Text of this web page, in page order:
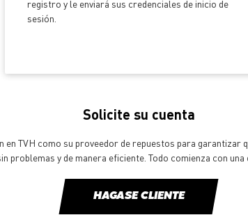
registro y le enviará sus credenciales de inicio de
sesión.
Solicite su cuenta
en TVH como su proveedor de repuestos para garantizar
problemas y de manera eficiente. Todo comienza con una
HAGASE CLIENTE